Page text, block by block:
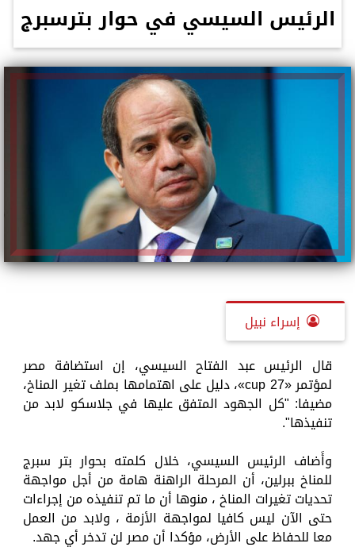
الرئيس السيسي في حوار بترسبرج
إسراء نبيل
قال الرئيس عبد الفتاح السيسي، إن استضافة مصر
لمؤتمر «cup 27»، دليل على اهتمامها بملف تغير المناخ،
مضيفا: "كل الجهود المتفق عليها في جلاسكو لابد من
تنفيذها".
وأَضاف الرئيس السيسي، خلال كلمته بحوار بتر سبرج
للمناخ ببرلين، أن المرحلة الراهنة هامة من أجل مواجهة
تحديات تغيرات المناخ ، منوها أن ما تم تنفيذه من إجراءات
حتى الآن ليس كافيا لمواجهة الأزمة ، ولابد من العمل
معا للحفاظ على الأرض، مؤكدا أن مصر لن تدخر أي جهد.